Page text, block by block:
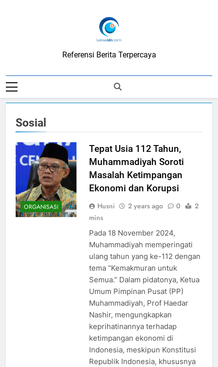
LensaIDN
Referensi Berita Terpercaya
Sosial
ORGANISASI
Tepat Usia 112 Tahun,
Muhammadiyah Soroti
Masalah Ketimpangan
Ekonomi dan Korupsi
Husni 2 years ago 0
2
mins
Pada 18 November 2024,
Muhammadiyah memperingati
ulang tahun yang ke-112 dengan
tema “Kemakmuran untuk
Semua.” Dalam pidatonya, Ketua
Umum Pimpinan Pusat (PP)
Muhammadiyah, Prof Haedar
Nashir, mengungkapkan
keprihatinannya terhadap
ketimpangan ekonomi di
Indonesia, meskipun Konstitusi
Republik Indonesia, khususnya